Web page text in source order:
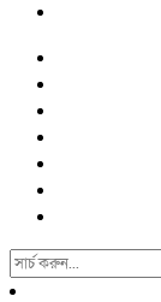
Search
For: